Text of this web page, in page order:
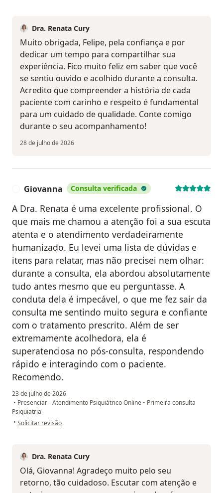
Dra. Renata Cury
Muito obrigada, Felipe, pela confiança e por
dedicar um tempo para compartilhar sua
experiência. Fico muito feliz em saber que você
se sentiu ouvido e acolhido durante a consulta.
Acredito que compreender a história de cada
paciente com carinho e respeito é fundamental
para um cuidado de qualidade. Conte comigo
durante o seu acompanhamento!
28 de julho de 2026
Giovanna Consulta verificada
A Dra. Renata é uma excelente profissional. O
que mais me chamou a atenção foi a sua escuta
atenta e o atendimento verdadeiramente
humanizado. Eu levei uma lista de dúvidas e
itens para relatar, mas não precisei nem olhar:
durante a consulta, ela abordou absolutamente
tudo antes mesmo que eu perguntasse. A
conduta dela é impecável, o que me fez sair da
consulta me sentindo muito segura e confiante
com o tratamento prescrito. Além de ser
extremamente acolhedora, ela é
superatenciosa no pós-consulta, respondendo
rápido e interagindo com o paciente.
Recomendo.
23 de julho de 2026
• Presenciar - Atendimento Psiquiátrico Online • Primeira consulta
Psiquiatria
• na opinião do utilizador Giovanna
Solicitar revisão
Dra. Renata Cury
Olá, Giovanna! Agradeço muito pelo seu
retorno, tão cuidadoso. Escutar com atenção e